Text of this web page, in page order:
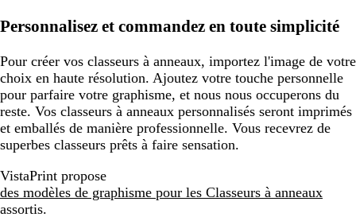
Personnalisez et commandez en toute simplicité
Pour créer vos classeurs à anneaux, importez l'image de votre
choix en haute résolution. Ajoutez votre touche personnelle
pour parfaire votre graphisme, et nous nous occuperons du
reste. Vos classeurs à anneaux personnalisés seront imprimés
et emballés de manière professionnelle. Vous recevrez de
superbes classeurs prêts à faire sensation.
VistaPrint propose
des modèles de graphisme pour les Classeurs à anneaux
assortis.